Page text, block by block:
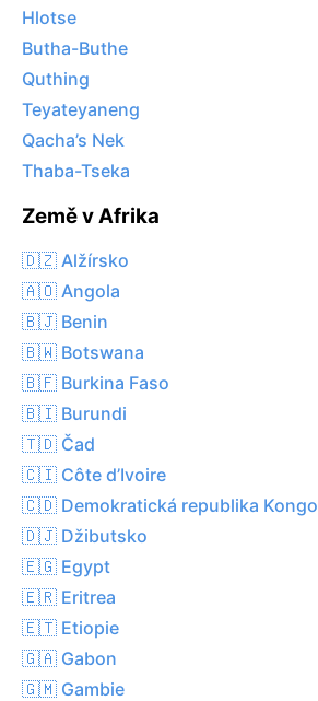
Hlotse
Butha-Buthe
Quthing
Teyateyaneng
Qacha’s Nek
Thaba-Tseka
Země v Afrika
🇩🇿 Alžírsko
🇦🇴 Angola
🇧🇯 Benin
🇧🇼 Botswana
🇧🇫 Burkina Faso
🇧🇮 Burundi
🇹🇩 Čad
🇨🇮 Côte d’Ivoire
🇨🇩 Demokratická republika Kongo
🇩🇯 Džibutsko
🇪🇬 Egypt
🇪🇷 Eritrea
🇪🇹 Etiopie
🇬🇦 Gabon
🇬🇲 Gambie